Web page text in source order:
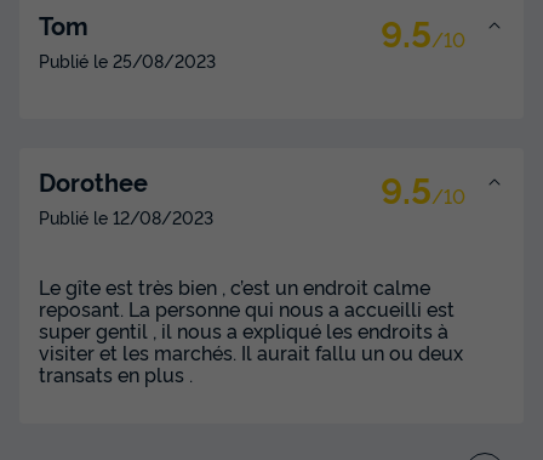
Tom 9.5/10
Publié le 25/08/2023
Dorothee 9.5/10
Publié le 12/08/2023
Le gîte est très bien , c’est un endroit calme
reposant. La personne qui nous a accueilli est
super gentil , il nous a expliqué les endroits à
visiter et les marchés. Il aurait fallu un ou deux
transats en plus .